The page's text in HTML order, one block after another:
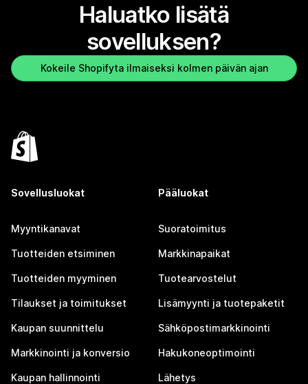
Haluatko lisätä
sovelluksen?
Kokeile Shopifyta ilmaiseksi kolmen päivän ajan
Sovellusluokat
Myyntikanavat
Tuotteiden etsiminen
Tuotteiden myyminen
Tilaukset ja toimitukset
Kaupan suunnittelu
Markkinointi ja konversio
Kaupan hallinnointi
Pääluokat
Suoratoimitus
Markkinapaikat
Tuotearvostelut
Lisämyynti ja tuotepaketit
Sähköpostimarkkinointi
Hakukoneoptimointi
Lähetys